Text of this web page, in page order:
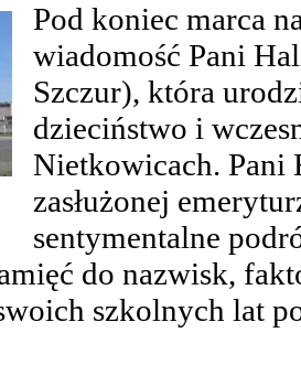
Pod koniec marca
wiadomość Pani
Szczur), która
dzieciństwo i
Nietkowicach. Pani
zasłużonej
sentymentalne
do nazwisk,
szkolnych lat